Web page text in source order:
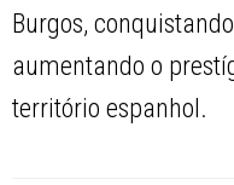
Burgos,
aumentando o
território espanhol.